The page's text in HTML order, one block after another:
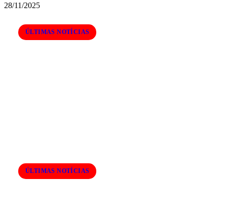
28/11/2025
ÚLTIMAS NOTÍCIAS
ÚLTIMAS NOTÍCIAS